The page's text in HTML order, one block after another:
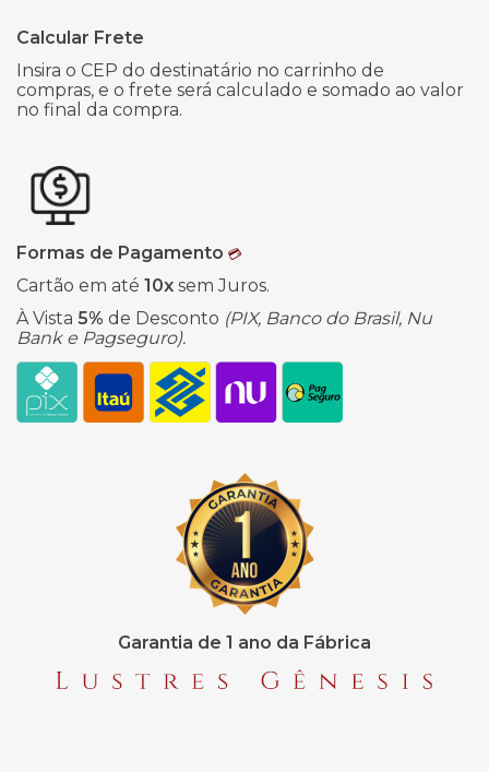
Calcular Frete
Insira o CEP do destinatário no carrinho de
compras, e o frete será calculado e somado ao valor
no final da compra.
Formas de Pagamento 💳
Cartão em até 10x sem Juros.
À Vista 5% de Desconto (PIX, Banco do Brasil, Nu
Bank e Pagseguro).
Garantia de 1 ano da Fábrica